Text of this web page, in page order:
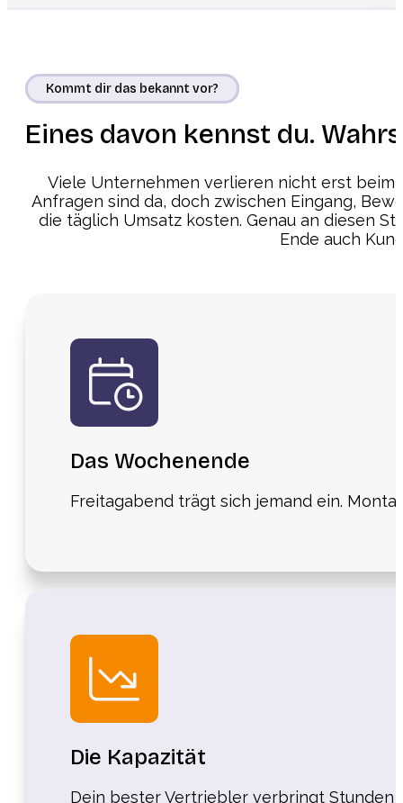
Kommt dir das bekannt vor?
Eines davon kennst du.
Viele Unternehmen verlieren nicht erst beim
Anfragen sind da, doch zwischen Eingang,
die täglich Umsatz kosten. Genau an diesen
Ende auch
Das Wochenende
Freitagabend trägt sich jemand ein.
Die Kapazität
Dein bester Vertriebler verbringt Stunden